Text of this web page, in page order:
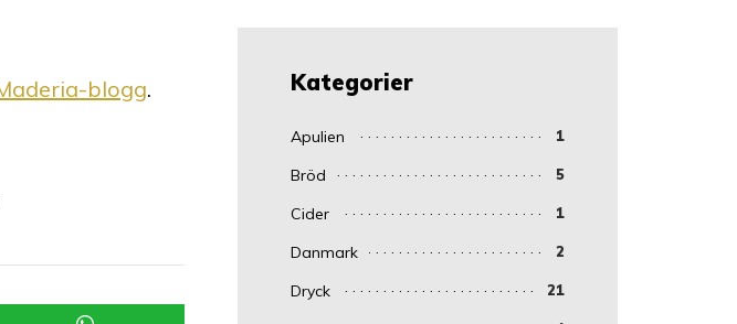
blogg.
Kategorier
Apulien 1
Bröd 5
Cider 1
Danmark 2
Dryck 21